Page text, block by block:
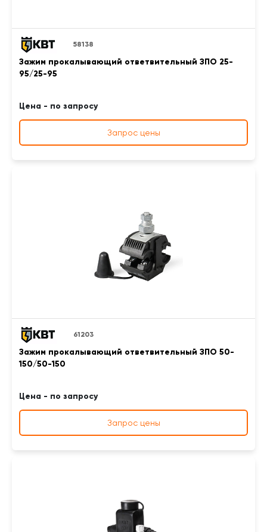
58138
Зажим прокалывающий ответвительный ЗПО 25-
95/25-95
Цена - по запросу
Запрос цены
61203
Зажим прокалывающий ответвительный ЗПО 50-
150/50-150
Цена - по запросу
Запрос цены